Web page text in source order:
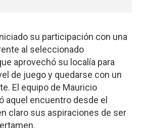
su participación con una
al seleccionado
aprovechó su localía para
de juego y quedarse con un
El equipo de Mauricio
aquel encuentro desde el
claro sus aspiraciones de ser